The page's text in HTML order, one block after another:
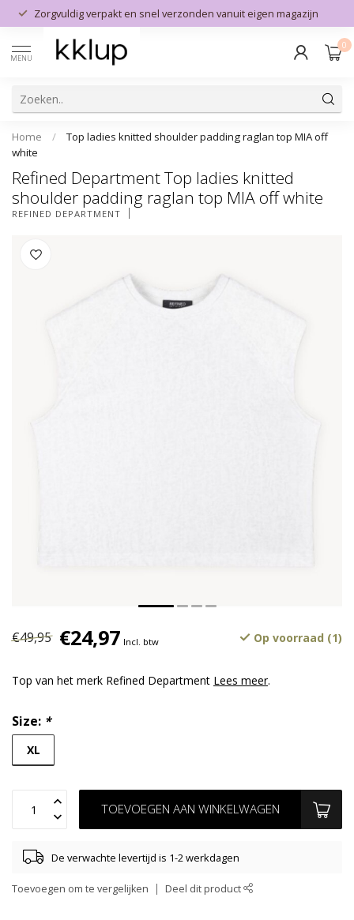
Zorgvuldig verpakt en snel verzonden vanuit eigen magazijn
MENU
0
Home /
Top ladies knitted shoulder padding raglan top MIA off
white
Refined Department Top ladies knitted
shoulder padding raglan top MIA off white
REFINED DEPARTMENT
€49,95 €24,97 Incl. btw Op voorraad (1)
Top van het merk Refined Department Lees meer.
Size: *
XL
TOEVOEGEN AAN WINKELWAGEN
De verwachte levertijd is 1-2 werkdagen
Toevoegen om te vergelijken Deel dit product